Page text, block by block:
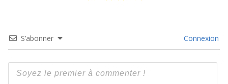
S’abonner Connexion